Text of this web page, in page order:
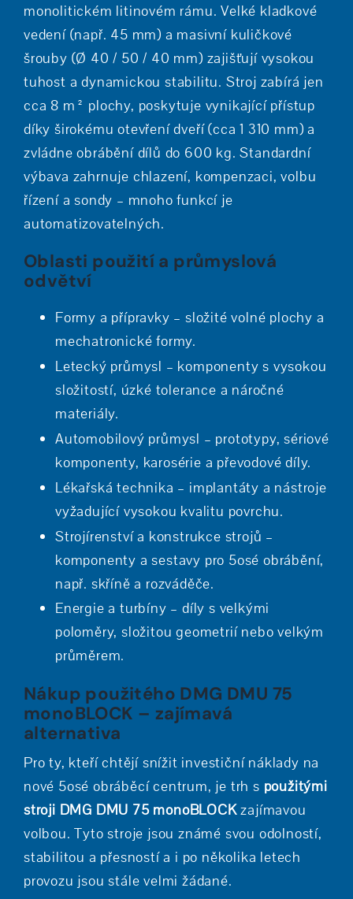
monolitickém litinovém rámu. Velké kladkové
vedení (např. 45 mm) a masivní kuličkové
šrouby (Ø 40 / 50 / 40 mm) zajišťují vysokou
tuhost a dynamickou stabilitu. Stroj zabírá jen
cca 8 m² plochy, poskytuje vynikající přístup
díky širokému otevření dveří (cca 1 310 mm) a
zvládne obrábění dílů do 600 kg. Standardní
výbava zahrnuje chlazení, kompenzaci, volbu
řízení a sondy – mnoho funkcí je
automatizovatelných.
Oblasti použití a průmyslová
odvětví
Formy a přípravky – složité volné plochy a
mechatronické formy.
Letecký průmysl – komponenty s vysokou
složitostí, úzké tolerance a náročné
materiály.
Automobilový průmysl – prototypy, sériové
komponenty, karosérie a převodové díly.
Lékařská technika – implantáty a nástroje
vyžadující vysokou kvalitu povrchu.
Strojírenství a konstrukce strojů –
komponenty a sestavy pro 5osé obrábění,
např. skříně a rozváděče.
Energie a turbíny – díly s velkými
poloměry, složitou geometrií nebo velkým
průměrem.
Nákup použitého DMG DMU 75
monoBLOCK – zajímavá
alternativa
Pro ty, kteří chtějí snížit investiční náklady na
nové 5osé obráběcí centrum, je trh s použitými
stroji DMG DMU 75 monoBLOCKzajímavou
volbou. Tyto stroje jsou známé svou odolností,
stabilitou a přesností a i po několika letech
provozu jsou stále velmi žádané.